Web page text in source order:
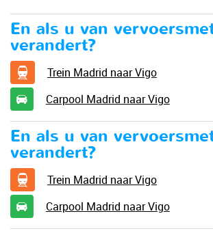
En als u van
verandert?
Trein Madrid naar Vigo
Carpool Madrid naar Vigo
En als u van
verandert?
Trein Madrid naar Vigo
Carpool Madrid naar Vigo